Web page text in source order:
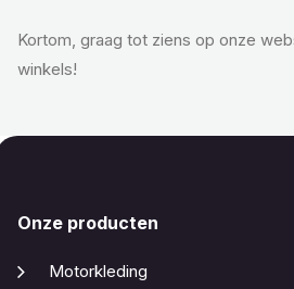
Kortom, graag tot ziens op onze
winkels!
Onze producten
Motorkleding